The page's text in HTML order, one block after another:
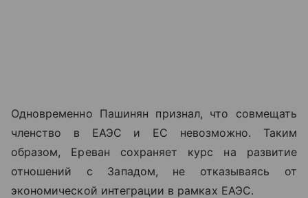
Одновременно Пашинян признал, что совмещать
членство в ЕАЭС и ЕС невозможно. Таким
образом, Ереван сохраняет курс на развитие
отношений с Западом, не отказываясь от
экономической интеграции в рамках ЕАЭС.